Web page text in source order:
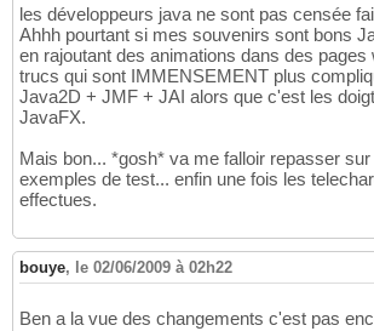
les développeurs java ne sont pas censée
Ahhh pourtant si mes souvenirs sont bons
en rajoutant des animations dans des pages
trucs qui sont IMMENSEMENT plus
Java2D + JMF + JAI alors que c'est les
JavaFX.
Mais bon... *gosh* va me falloir repasser
exemples de test... enfin une fois les
effectues.
bouye, le 02/06/2009 à 02h22
Ben a la vue des changements c'est pas